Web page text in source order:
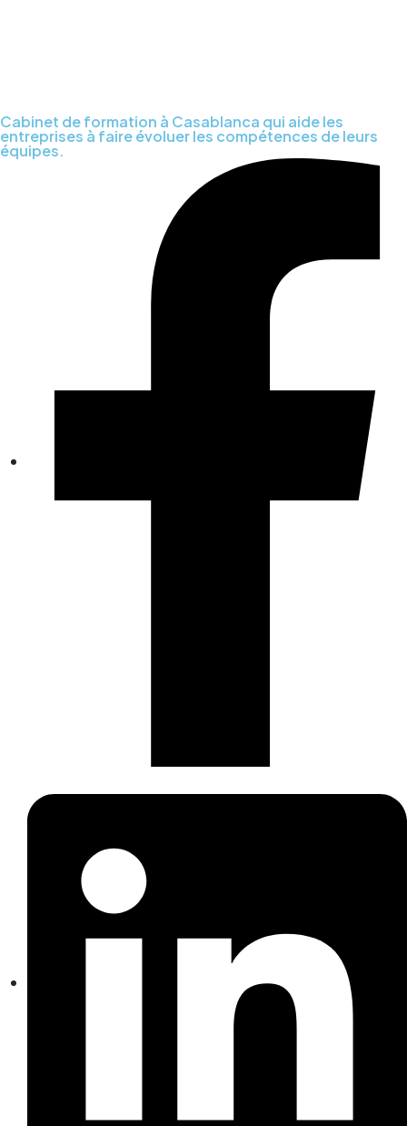
Cabinet de formation à Casablanca qui aide les
entreprises à faire évoluer les compétences de leurs
équipes.